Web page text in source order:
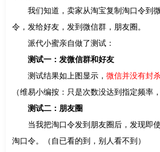
我们知道，卖家从淘宝复制淘口令到
令，发给好友，发到微信群，朋友圈。
派代小蜜亲自做了测试：
测试一：发微信群和好友
测试结果如上图显示， 微信并没有封
（维易小编按：只是次数没达到指定频率
测试二：朋友圈
当我把淘口令发到朋友圈后，发现即
淘口令。（自已看的到，别人看不到）